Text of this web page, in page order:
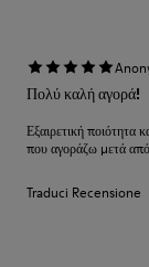
Πολύ καλή αγορά!
Εξαιρετική ποιότητα
που αγοράζω μετά από
Traduci Recensione